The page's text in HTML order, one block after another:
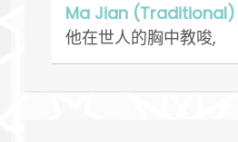
Ma Jian (Traditional)
他在世人的胸中教唆,